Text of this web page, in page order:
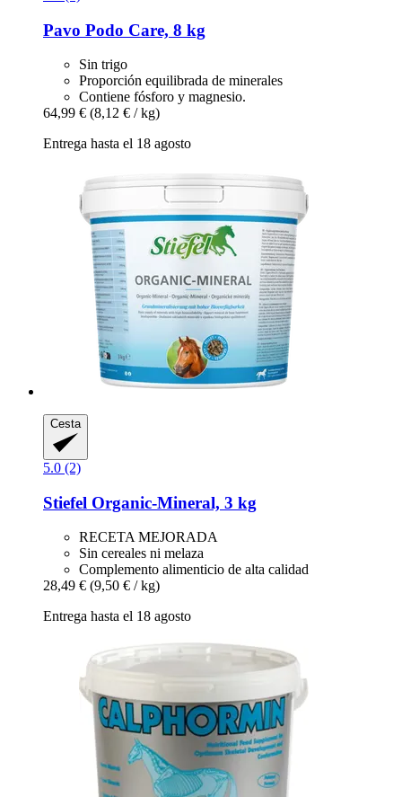
Pavo Podo Care, 8 kg
Sin trigo
Proporción equilibrada de minerales
Contiene fósforo y magnesio.
64,99 € (8,12 € / kg)
Entrega hasta el 18 agosto
Cesta
5.0 (2)
Stiefel Organic-​Mineral, 3 kg
RECETA MEJORADA
Sin cereales ni melaza
Complemento alimenticio de alta calidad
28,49 € (9,50 € / kg)
Entrega hasta el 18 agosto